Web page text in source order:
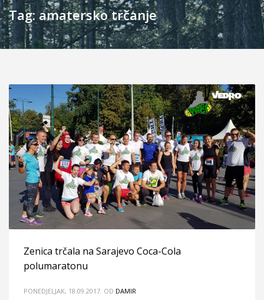
Tag: amatersko trčanje
Zenica trčala na Sarajevo Coca-Cola
polumaratonu
PONEDJELJAK, 18.09.2017. OD DAMIR